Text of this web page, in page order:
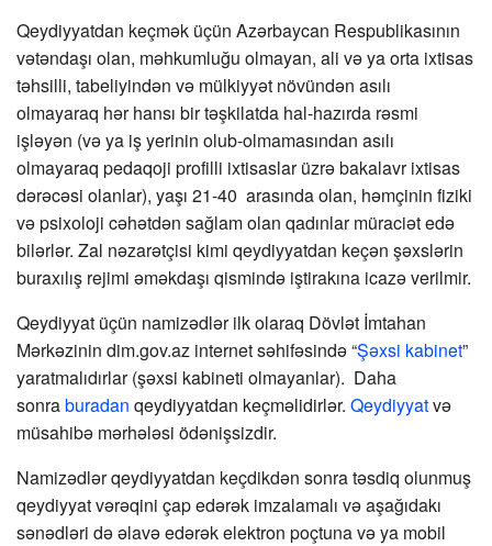
Qeydiyyatdan keçmək üçün Azərbaycan Respublikasının
vətəndaşı olan, məhkumluğu olmayan, ali və ya orta ixtisas
təhsilli, tabeliyindən və mülkiyyət növündən asılı
olmayaraq hər hansı bir təşkilatda hal-hazırda rəsmi
işləyən (və ya iş yerinin olub-olmamasından asılı
olmayaraq pedaqoji profilli ixtisaslar üzrə bakalavr ixtisas
dərəcəsi olanlar), yaşı 21-40 arasında olan, həmçinin fiziki
və psixoloji cəhətdən sağlam olan qadınlar müraciət edə
bilərlər. Zal nəzarətçisi kimi qeydiyyatdan keçən şəxslərin
buraxılış rejimi əməkdaşı qismində iştirakına icazə verilmir.
Qeydiyyat üçün namizədlər ilk olaraq Dövlət İmtahan
Mərkəzinin dim.gov.az internet səhifəsində “Şəxsi kabinet”
yaratmalıdırlar (şəxsi kabineti olmayanlar). Daha
sonraburadan qeydiyyatdan keçməlidirlər. Qeydiyyatvə
müsahibə mərhələsi ödənişsizdir.
Namizədlər qeydiyyatdan keçdikdən sonra təsdiq olunmuş
qeydiyyat vərəqini çap edərək imzalamalı və aşağıdakı
sənədləri də əlavə edərək elektron poçtuna və ya mobil